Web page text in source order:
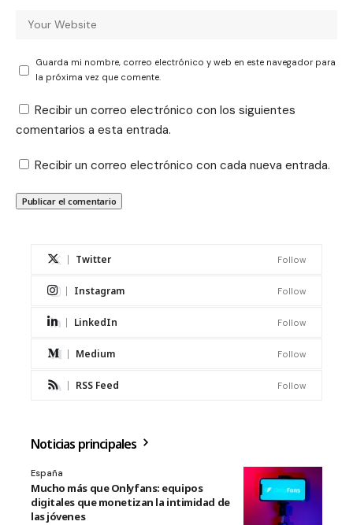
Guarda mi nombre, correo electrónico y web en este navegador para
la próxima vez que comente.
Recibir un correo electrónico con los siguientes
comentarios a esta entrada.
Recibir un correo electrónico con cada nueva entrada.
Twitter Follow
Instagram Follow
LinkedIn Follow
Medium Follow
RSS Feed Follow
Noticias principales
España
Mucho más que Onlyfans: equipos
digitales que monetizan la intimidad de
las jóvenes